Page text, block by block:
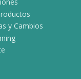
y Cambios